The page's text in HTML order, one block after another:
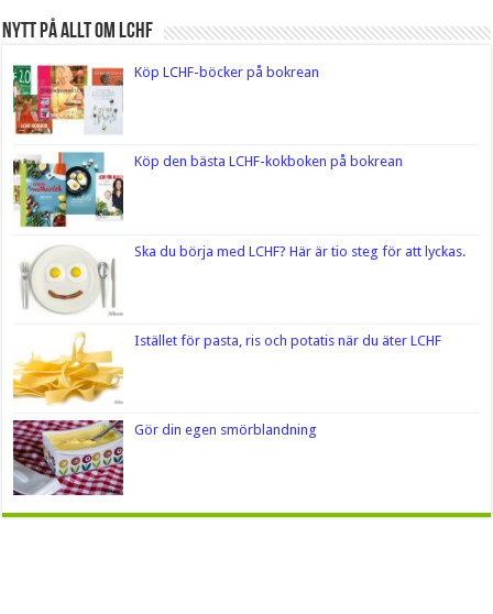
Nytt på Allt om LCHF
Köp LCHF-böcker på bokrean
Köp den bästa LCHF-kokboken på bokrean
Ska du börja med LCHF? Här är tio steg för att lyckas.
Istället för pasta, ris och potatis när du äter LCHF
Gör din egen smörblandning